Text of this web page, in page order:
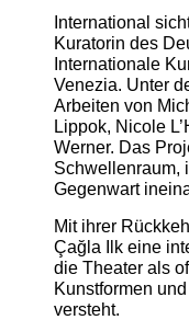
International
Kuratorin des
Internationale
Venezia. Unter
Arbeiten von
Lippok, Nicole
Werner. Das
Schwellenraum,
Gegenwart
Mit ihrer
Çağla Ilk eine
die Theater als
Kunstformen
versteht.